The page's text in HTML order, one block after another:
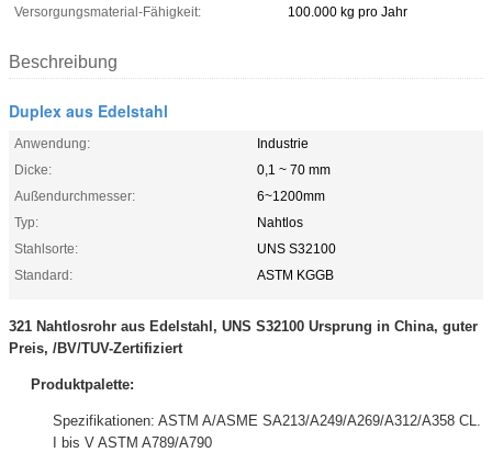
Versorgungsmaterial-Fähigkeit:
100.000 kg pro Jahr
Beschreibung
Duplex aus Edelstahl
Anwendung:
Industrie
Dicke:
0,1 ~ 70 mm
Außendurchmesser:
6~1200mm
Typ:
Nahtlos
Stahlsorte:
UNS S32100
Standard:
ASTM KGGB
321 Nahtlosrohr aus Edelstahl, UNS S32100 Ursprung in China, guter
Preis, /BV/TUV-Zertifiziert
Produktpalette:
Spezifikationen: ASTM A/ASME SA213/A249/A269/A312/A358 CL.
I bis V ASTM A789/A790